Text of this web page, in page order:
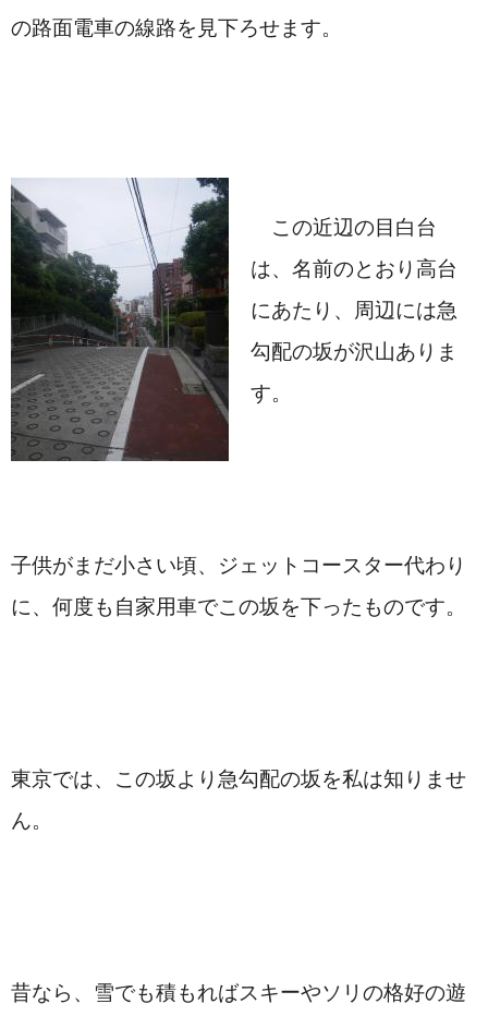
の路面電車の線路を見下ろせます。
この近辺の目白台
は、名前のとおり高台
にあたり、周辺には急
勾配の坂が沢山ありま
す。
子供がまだ小さい頃、ジェットコースター代わり
に、何度も自家用車でこの坂を下ったものです。
東京では、この坂より急勾配の坂を私は知りませ
ん。
昔なら、雪でも積もればスキーやソリの格好の遊